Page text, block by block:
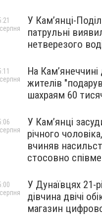
У Кам’янці-
патрульні
нетверезого
На
жителів
шахраям 60
У Камʼянці
річного
вчиняв
стосовно
У Дунаївцях 21-
дівчина двічі
магазин